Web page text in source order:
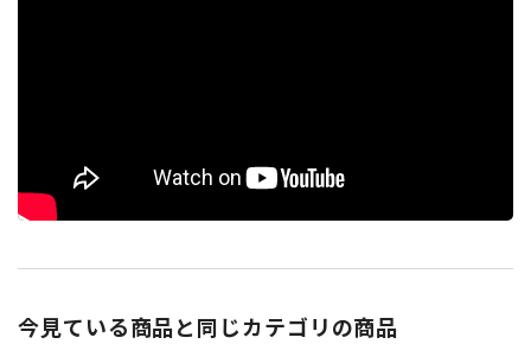
今見ている商品と同じカテゴリの商品